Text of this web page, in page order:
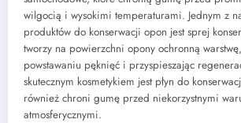
wilgocią i wysokimi temperaturami. Jednym z
produktów do konserwacji opon jest sprej
tworzy na powierzchni opony ochronną
powstawaniu pęknięć i przyspieszając
skutecznym kosmetykiem jest płyn do
również chroni gumę przed niekorzystnymi
atmosferycznymi.